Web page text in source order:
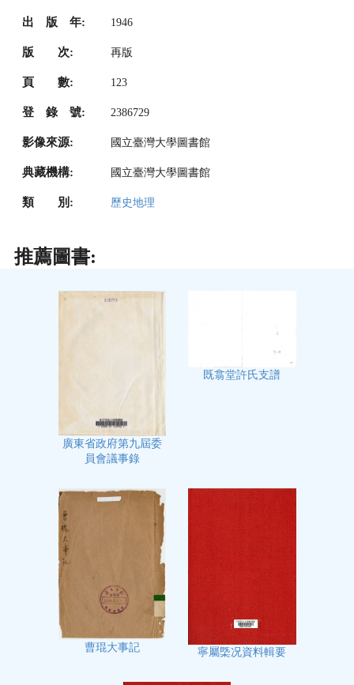
出 版 年: 1946
版 次: 再版
頁 數: 123
登 錄 號: 2386729
影像來源: 國立臺灣大學圖書館
典藏機構: 國立臺灣大學圖書館
類 別: 歷史地理
推薦圖書:
廣東省政府第九屆委
員會議事錄
既翕堂許氏支譜
曹琨大事記 寧屬㮣况資料輯要